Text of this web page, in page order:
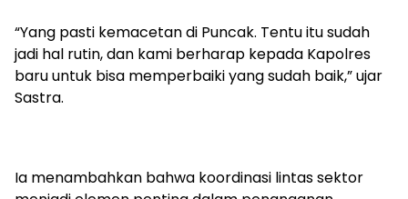
“Yang pasti kemacetan di Puncak. Tentu itu sudah
jadi hal rutin, dan kami berharap kepada Kapolres
baru untuk bisa memperbaiki yang sudah baik,” ujar
Sastra.
Ia menambahkan bahwa koordinasi lintas sektor